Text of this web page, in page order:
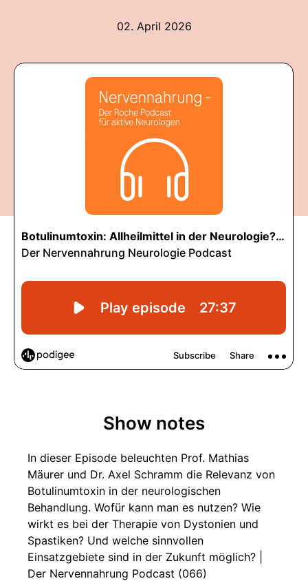
02. April 2026
Show notes
In dieser Episode beleuchten Prof. Mathias
Mäurer und Dr. Axel Schramm die Relevanz von
Botulinumtoxin in der neurologischen
Behandlung. Wofür kann man es nutzen? Wie
wirkt es bei der Therapie von Dystonien und
Spastiken? Und welche sinnvollen
Einsatzgebiete sind in der Zukunft möglich? |
Der Nervennahrung Podcast (066)